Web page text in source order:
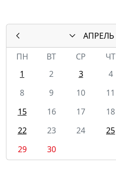
АПРЕЛЬ
ПН
ВТ СР ЧТ
1
2 3 4
8
9 10 11
15
16 17 18
22
23 24 25
29
30